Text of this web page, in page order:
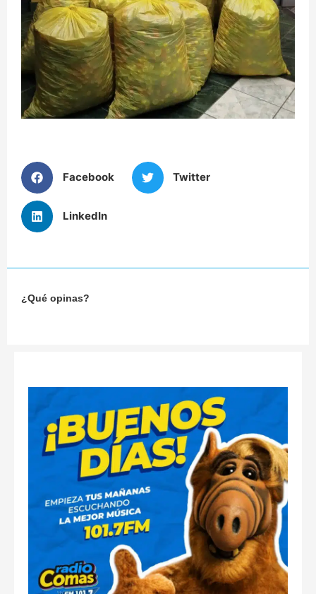
Facebook Twitter
LinkedIn
¿Qué opinas?